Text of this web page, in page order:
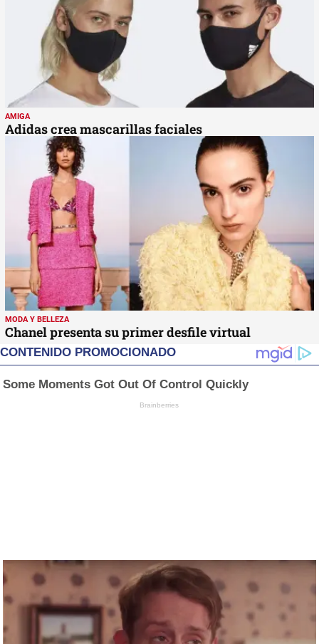
AMIGA
Adidas crea mascarillas faciales
MODA Y BELLEZA
Chanel presenta su primer desfile virtual
CONTENIDO PROMOCIONADO
Some Moments Got Out Of Control Quickly
Brainberries